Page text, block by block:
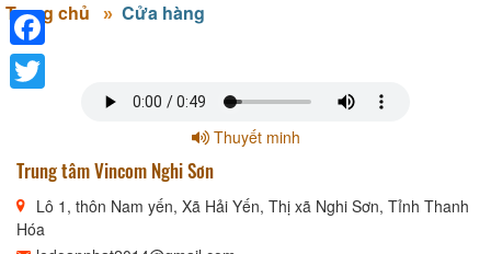
Trang chủ Cửa hàng
Thuyết minh
Trung tâm Vincom Nghi Sơn
Lô 1, thôn Nam yến, Xã Hải Yến, Thị xã Nghi Sơn, Tỉnh Thanh
Hóa
Facebook